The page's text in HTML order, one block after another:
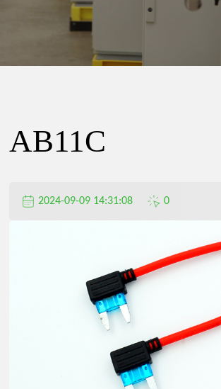
电
器
AB11C
2024-09-09 14:31:08 0